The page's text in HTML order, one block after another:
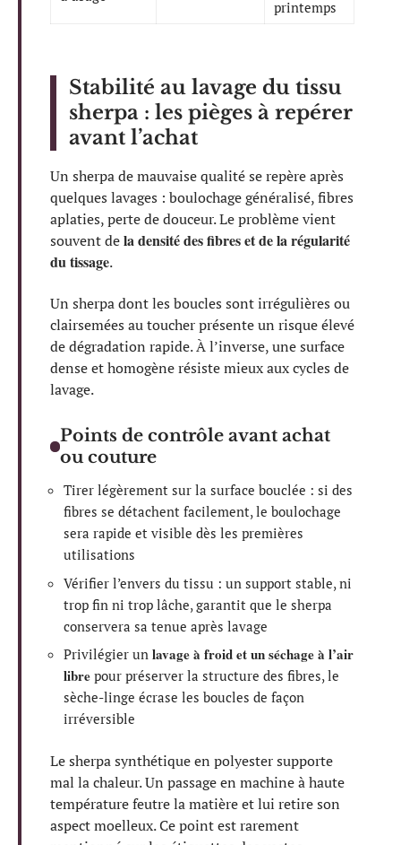
printemps
Stabilité au lavage du tissu
sherpa : les pièges à repérer
avant l’achat
Un sherpa de mauvaise qualité se repère après
quelques lavages : boulochage généralisé, fibres
aplaties, perte de douceur. Le problème vient
souvent dela densité des fibres et de la régularité
du tissage.
Un sherpa dont les boucles sont irrégulières ou
clairsemées au toucher présente un risque élevé
de dégradation rapide. À l’inverse, une surface
dense et homogène résiste mieux aux cycles de
lavage.
Points de contrôle avant achat
ou couture
Tirer légèrement sur la surface bouclée : si des
fibres se détachent facilement, le boulochage
sera rapide et visible dès les premières
utilisations
Vérifier l’envers du tissu : un support stable, ni
trop fin ni trop lâche, garantit que le sherpa
conservera sa tenue après lavage
Privilégier un lavage à froid et un séchage à l’air
libre pour préserver la structure des fibres, le
sèche-linge écrase les boucles de façon
irréversible
Le sherpa synthétique en polyester supporte
mal la chaleur. Un passage en machine à haute
température feutre la matière et lui retire son
aspect moelleux. Ce point est rarement